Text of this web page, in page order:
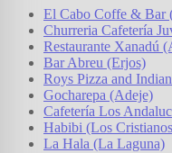
El Cabo Coffe & Bar
Churreria Cafetería
Restaurante Xanadú
Bar Abreu (Erjos)
Roys Pizza and
Gocharepa (Adeje)
Cafetería Los
Habibi (Los
La Hala (La Laguna)